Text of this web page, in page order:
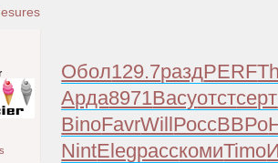
Обол129.7раздPERF
Арда8971Васуотстсерт
BinoFavrWillРоссВВРо
NintElegрасскомиTimo